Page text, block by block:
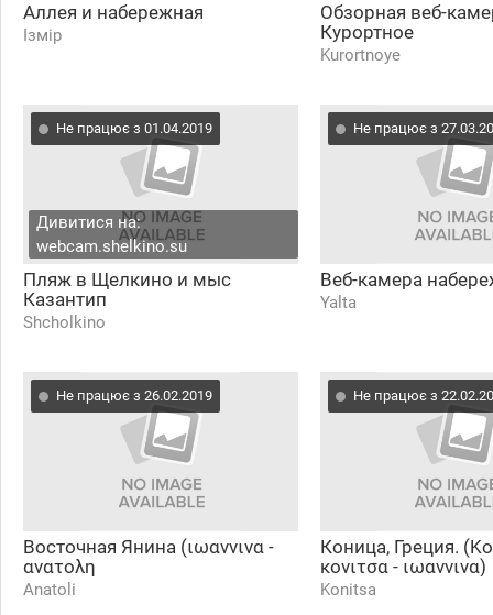
Аллея и набережная
Ізмір
Обзорная веб-
Курортное
Kurortnoye
Не працює з 01.04.2019
Дивитися на:
webcam.shelkino.su
Пляж в Щелкино и мыс
Казантип
Shcholkino
Не працює з
Веб-камера
Yalta
Не працює з 26.02.2019
Восточная Янина (ιωαννινα -
ανατολη
Anatoli
Не працює з
Коница, Греция.
κονιτσα - ιωαννινα)
Konitsa